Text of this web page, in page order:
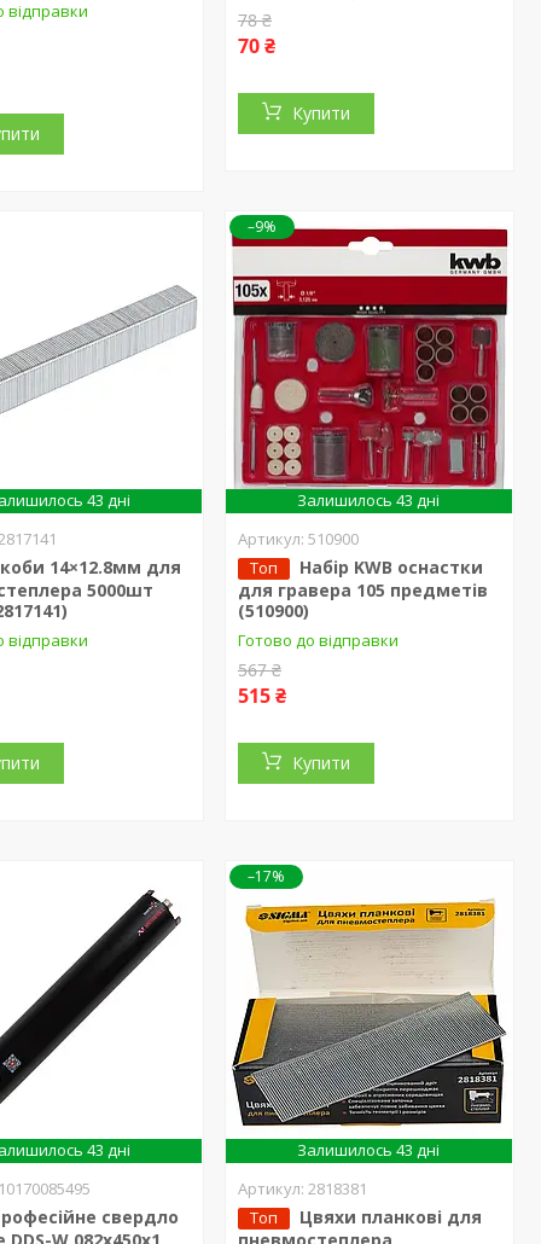
відправки 78 ₴
70 ₴
Купити
43 дні
14×12.8мм для
5000шт
відправки
–9%
Залишилось 43 дні
510900
Топ
Набір KWB оснастки
для гравера 105 предметів
(510900)
Готово до відправки
567 ₴
515 ₴
Купити
43 дні
свердло
–17%
Залишилось 43 дні
2818381
Топ
Цвяхи планкові для